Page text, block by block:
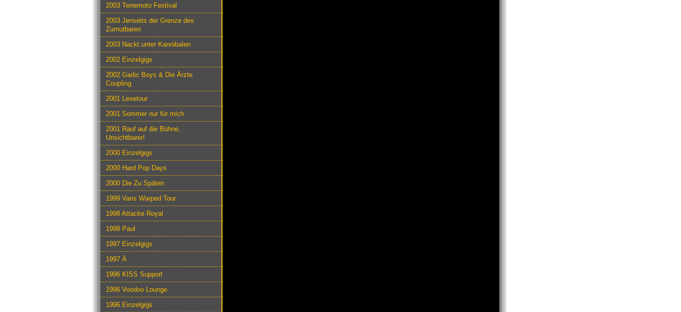
2003 Terremoto Festival
2003 Jenseits der Grenze des
Zumutbaren
2003 Nackt unter Kannibalen
2002 Einzelgigs
2002 Garlic Boys & Die Ärzte
Coupling
2001 Lesetour
2001 Sommer nur für mich
2001 Rauf auf die Bühne,
Unsichtbarer!
2000 Einzelgigs
2000 Hard Pop Days
2000 Die Zu Späten
1999 Vans Warped Tour
1998 Attacke Royal
1998 Paul
1997 Einzelgigs
1997 Ä
1996 KISS Support
1996 Voodoo Lounge
1996 Einzelgigs